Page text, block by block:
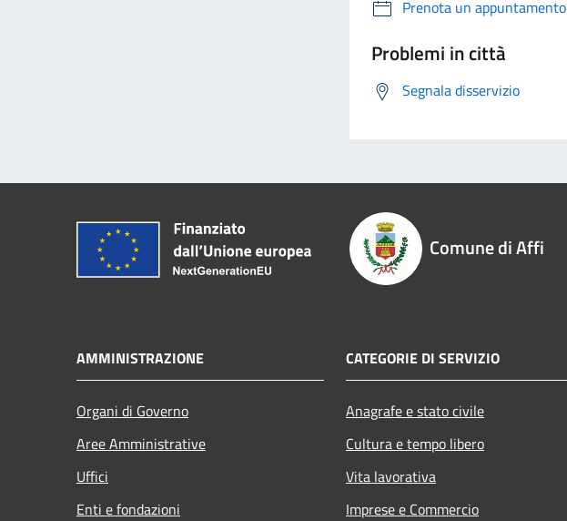
Prenota un appuntamento
Problemi in città
Segnala disservizio
Comune di Affi
AMMINISTRAZIONE
Organi di Governo
Aree Amministrative
Uffici
Enti e fondazioni
CATEGORIE DI SERVIZIO
Anagrafe e stato civile
Cultura e tempo libero
Vita lavorativa
Imprese e Commercio